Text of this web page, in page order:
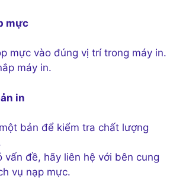
mực
mực vào đúng vị trí trong máy in.
máy in.
in
bản để kiểm tra chất lượng
vấn đề, hãy liên hệ với bên cung
vụ nạp mực.